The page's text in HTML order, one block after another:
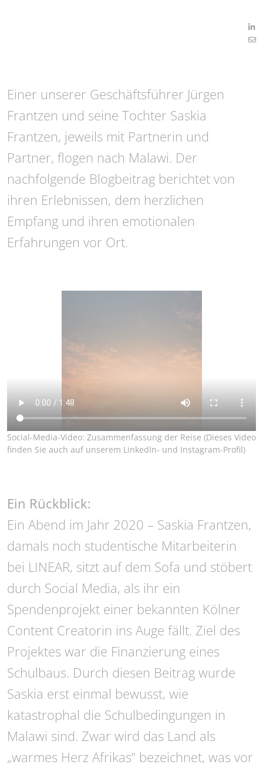
Einer unserer Geschäftsführer Jürgen
Frantzen und seine Tochter Saskia
Frantzen, jeweils mit Partnerin und
Partner, flogen nach Malawi. Der
nachfolgende Blogbeitrag berichtet von
ihren Erlebnissen, dem herzlichen
Empfang und ihren emotionalen
Erfahrungen vor Ort.
Social-Media-Video: Zusammenfassung der Reise (Dieses Video
finden Sie auch auf unserem LinkedIn- und Instagram-Profil)
Ein Rückblick:
Ein Abend im Jahr 2020 – Saskia Frantzen,
damals noch studentische Mitarbeiterin
bei LINEAR, sitzt auf dem Sofa und stöbert
durch Social Media, als ihr ein
Spendenprojekt einer bekannten Kölner
Content Creatorin ins Auge fällt. Ziel des
Projektes war die Finanzierung eines
Schulbaus. Durch diesen Beitrag wurde
Saskia erst einmal bewusst, wie
katastrophal die Schulbedingungen in
Malawi sind. Zwar wird das Land als
„warmes Herz Afrikas“ bezeichnet, was vor